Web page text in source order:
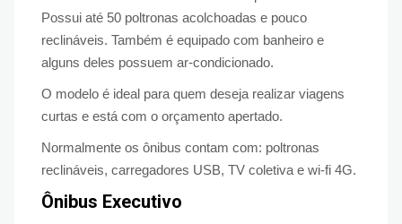
Possui até 50 poltronas acolchoadas e pouco
reclináveis. Também é equipado com banheiro e
alguns deles possuem ar-condicionado.
O modelo é ideal para quem deseja realizar viagens
curtas e está com o orçamento apertado.
Normalmente os ônibus contam com: poltronas
reclináveis, carregadores USB, TV coletiva e wi-fi 4G.
Ônibus Executivo